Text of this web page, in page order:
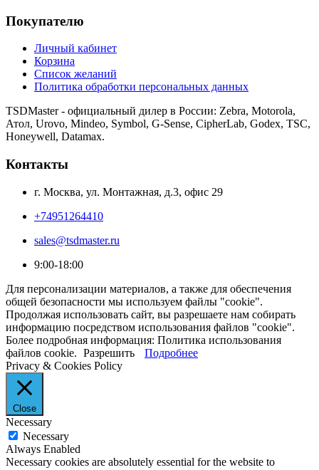
Покупателю
Личный кабинет
Корзина
Список желаний
Политика обработки персональных данных
TSDMaster - официальный дилер в России: Zebra, Motorola,
Атол, Urovo, Mindeo, Symbol, G-Sense, CipherLab, Godex, TSC,
Honeywell, Datamax.
Контакты
г. Москва, ул. Монтажная, д.3, офис 29
+74951264410
sales@tsdmaster.ru
9:00-18:00
Для персонализации материалов, а также для обеспечения
общей безопасности мы используем файлы "cookie".
Продолжая использовать сайт, вы разрешаете нам собирать
информацию посредством использования файлов "cookie".
Более подробная информация: Политика использования
файлов cookie. Разрешить
Подробнее
Privacy & Cookies Policy
Close
Necessary
Necessary
Always Enabled
Necessary cookies are absolutely essential for the website to